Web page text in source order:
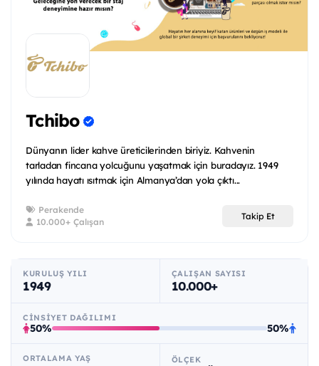
Tchibo
Dünyanın lider kahve üreticilerinden biriyiz. Kahvenin
tarladan fincana yolcuğunu yaşatmak için buradayız. 1949
yılında hayatı ısıtmak için Almanya’dan yola çıktı...
Perakende
10.000+ Çalışan
Takip Et
KURULUŞ YILI
1949
ÇALIŞAN SAYISI
10.000+
CINSIYET DAĞILIMI
50% 50%
ORTALAMA YAŞ ÖLÇEK